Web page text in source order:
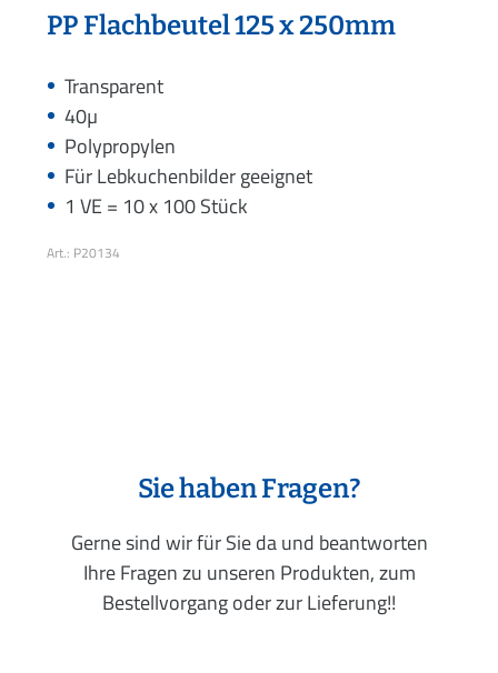
PP Flachbeutel 125 x 250mm
Transparent
40µ
Polypropylen
Für Lebkuchenbilder geeignet
1 VE = 10 x 100 Stück
Art.: P20134
Sie haben Fragen?
Gerne sind wir für Sie da und beantworten
Ihre Fragen zu unseren Produkten, zum
Bestellvorgang oder zur Lieferung!!